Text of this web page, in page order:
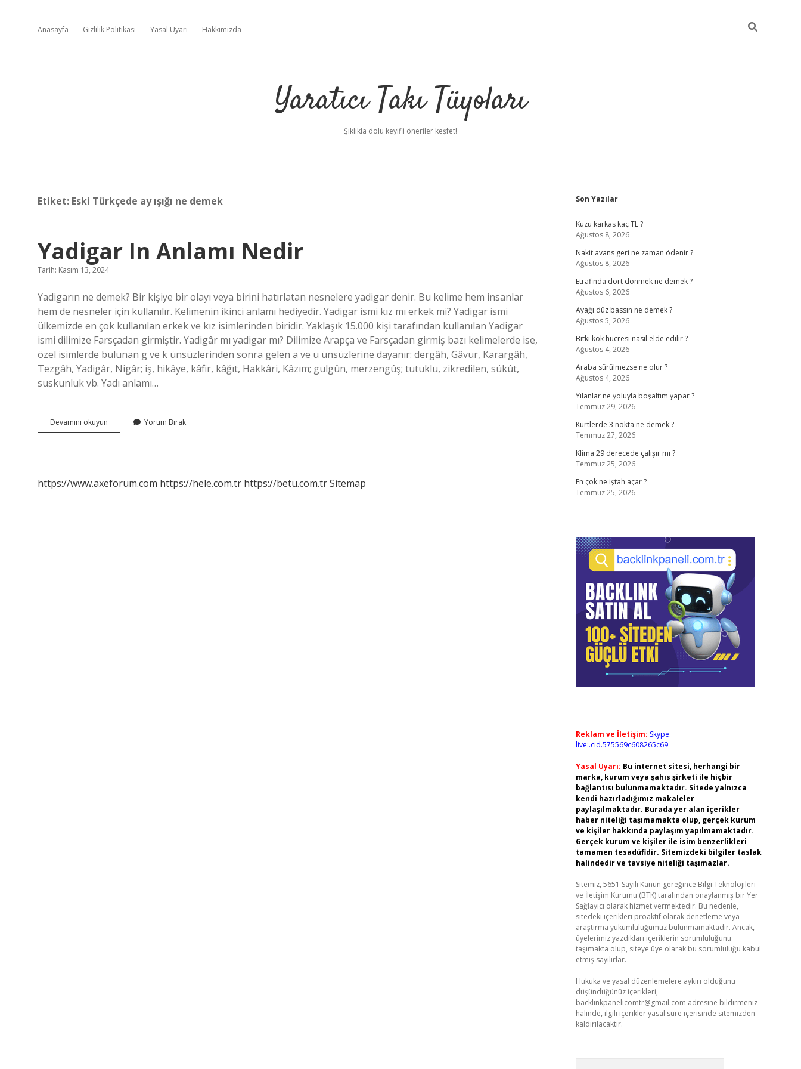
Anasayfa Gizlilik Politikası Yasal Uyarı Hakkımızda
Yaratıcı Takı Tüyoları
Şıklıkla dolu keyifli öneriler keşfet!
Etiket: Eski Türkçede ay ışığı ne demek
Yadigar In Anlamı Nedir
Tarih: Kasım 13, 2024
Yadigarın ne demek? Bir kişiye bir olayı veya birini hatırlatan nesnelere yadigar denir. Bu kelime hem insanlar
hem de nesneler için kullanılır. Kelimenin ikinci anlamı hediyedir. Yadigar ismi kız mı erkek mi? Yadigar ismi
ülkemizde en çok kullanılan erkek ve kız isimlerinden biridir. Yaklaşık 15.000 kişi tarafından kullanılan Yadigar
ismi dilimize Farsçadan girmiştir. Yadigâr mı yadigar mı? Dilimize Arapça ve Farsçadan girmiş bazı kelimelerde ise,
özel isimlerde bulunan g ve k ünsüzlerinden sonra gelen a ve u ünsüzlerine dayanır: dergâh, Gâvur, Karargâh,
Tezgâh, Yadigâr, Nigâr; iş, hikâye, kâfir, kâğıt, Hakkâri, Kâzım; gulgûn, merzengûş; tutuklu, zikredilen, sükût,
suskunluk vb. Yadı anlamı…
Devamını okuyun
In
Yorum Bırak
https://www.axeforum.com https://hele.com.tr https://betu.com.trSitemap
Sidebar
Son Yazılar
Kuzu karkas kaç TL ?
Ağustos 8, 2026
Nakit avans geri ne zaman ödenir ?
Ağustos 8, 2026
Etrafinda dort donmek ne demek ?
Ağustos 6, 2026
Ayağı düz bassın ne demek ?
Ağustos 5, 2026
Bitki kök hücresi nasıl elde edilir ?
Ağustos 4, 2026
Araba sürülmezse ne olur ?
Ağustos 4, 2026
Yılanlar ne yoluyla boşaltım yapar ?
Temmuz 29, 2026
Kürtlerde 3 nokta ne demek ?
Temmuz 27, 2026
Klima 29 derecede çalışır mı ?
Temmuz 25, 2026
En çok ne iştah açar ?
Temmuz 25, 2026
Reklam ve İletişim: Skype:
live:.cid.575569c608265c69
Yasal Uyarı: Bu internet sitesi, herhangi bir
marka, kurum veya şahıs şirketi ile hiçbir
bağlantısı bulunmamaktadır. Sitede yalnızca
kendi hazırladığımız makaleler
paylaşılmaktadır. Burada yer alan içerikler
haber niteliği taşımamakta olup, gerçek kurum
ve kişiler hakkında paylaşım yapılmamaktadır.
Gerçek kurum ve kişiler ile isim benzerlikleri
tamamen tesadüfidir. Sitemizdeki bilgiler taslak
halindedir ve tavsiye niteliği taşımazlar.
Sitemiz, 5651 Sayılı Kanun gereğince Bilgi Teknolojileri
ve İletişim Kurumu (BTK) tarafından onaylanmış bir Yer
Sağlayıcı olarak hizmet vermektedir. Bu nedenle,
sitedeki içerikleri proaktif olarak denetleme veya
araştırma yükümlülüğümüz bulunmamaktadır. Ancak,
üyelerimiz yazdıkları içeriklerin sorumluluğunu
taşımakta olup, siteye üye olarak bu sorumluluğu kabul
etmiş sayılırlar.
Hukuka ve yasal düzenlemelere aykırı olduğunu
düşündüğünüz içerikleri,
backlinkpanelicomtr@gmail.com adresine bildirmeniz
halinde, ilgili içerikler yasal süre içerisinde sitemizden
kaldırılacaktır.